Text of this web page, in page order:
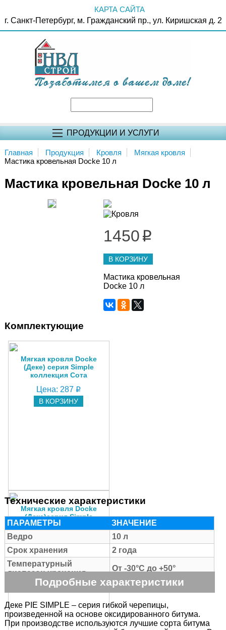
КАРТА САЙТА
г. Санкт-Петербург, м. Гражданский пр., ул. Киришская д. 2
ПРОДУКЦИИ И УСЛУГИ
Главная Продукция Кровля
Мягкая кровля
Мастика кровельная Docke 10 л
Мастика кровельная Docke 10 л
1450 q
В КОРЗИНУ
Мастика кровельная
Docke 10 л
Комплектующие
Мягкая кровля Docke
(Деке) серия Simple
коллекция Сота
Цена: 287 q
В КОРЗИНУ
Мягкая кровля Docke
(Деке)серия Simple
коллекция Крона
В КОРЗИНУ
Технические характеристики
ПАРАМЕТРЫ
ЗНАЧЕНИЕ
Ведро
10 л
Срок хранения
2 года
Температурный
диапазон хранения
От -30°С до +50°
Подробные характеристики
Деке PIE SIMPLE – серия гибкой черепицы,
произведенной на основе оксидированного битума.
При производстве используются лучшие сорта битума